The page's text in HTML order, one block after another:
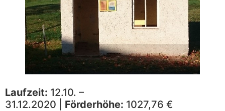
Laufzeit: 12.10. –
31.12.2020 | Förderhöhe: 1027,76 €